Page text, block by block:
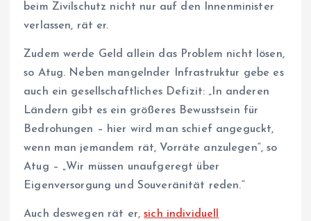
beim Zivilschutz nicht nur auf den Innenminister
verlassen, rät er.
Zudem werde Geld allein das Problem nicht lösen,
so Atug. Neben mangelnder Infrastruktur gebe es
auch ein gesellschaftliches Defizit: „In anderen
Ländern gibt es ein größeres Bewusstsein für
Bedrohungen – hier wird man schief angeguckt,
wenn man jemandem rät, Vorräte anzulegen“, so
Atug – „Wir müssen unaufgeregt über
Eigenversorgung und Souveränität reden.“
Auch deswegen rät er,sich individuell